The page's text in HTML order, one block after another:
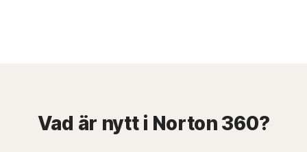
Vad är nytt i Norton 360?